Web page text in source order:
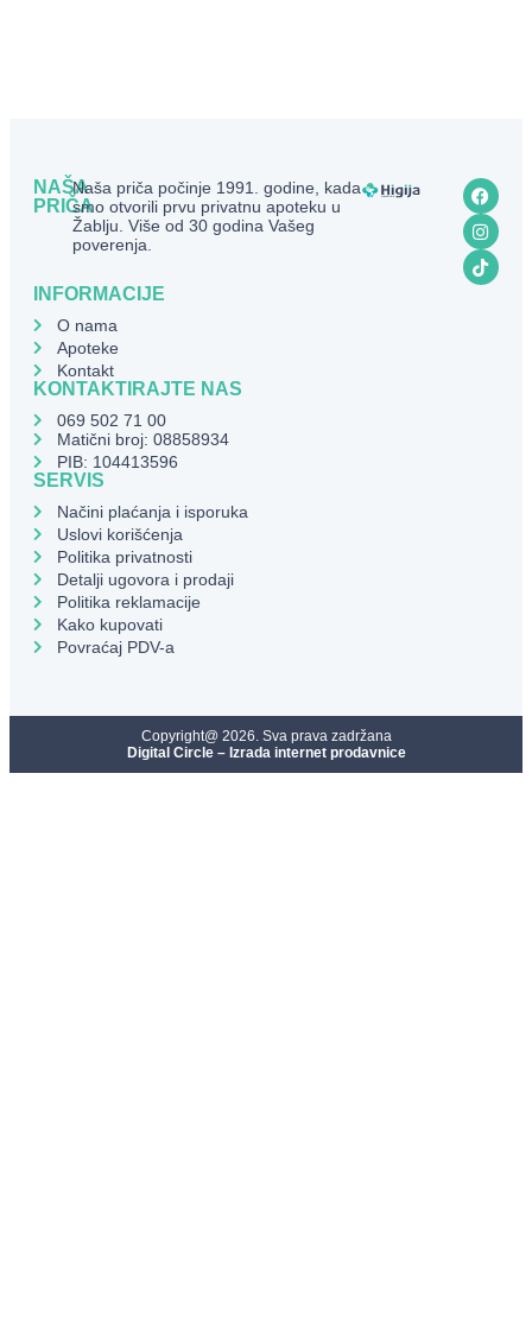
NAŠA
PRIČA
Naša priča počinje 1991. godine, kada
smo otvorili prvu privatnu apoteku u
Žablju. Više od 30 godina Vašeg
poverenja.
INFORMACIJE
O nama
Apoteke
Kontakt
KONTAKTIRAJTE NAS
069 502 71 00
Matični broj: 08858934
PIB: 104413596
SERVIS
Načini plaćanja i isporuka
Uslovi korišćenja
Politika privatnosti
Detalji ugovora i prodaji
Politika reklamacije
Kako kupovati
Povraćaj PDV-a
Copyright@ 2026. Sva prava zadržana
Digital Circle – Izrada internet prodavnice